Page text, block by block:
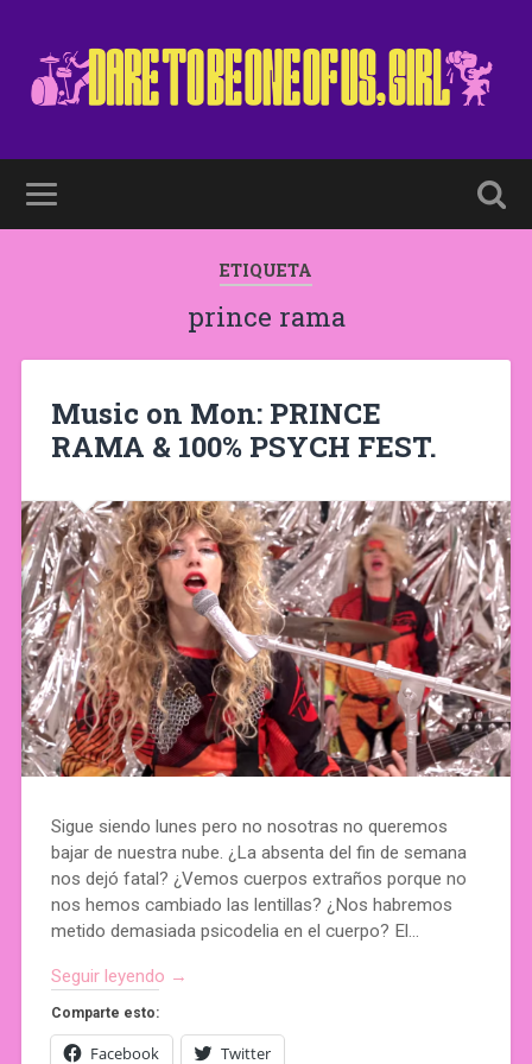
ETIQUETA
prince rama
Music on Mon: PRINCE
RAMA & 100% PSYCH FEST.
Sigue siendo lunes pero no nosotras no queremos
bajar de nuestra nube. ¿La absenta del fin de semana
nos dejó fatal? ¿Vemos cuerpos extraños porque no
nos hemos cambiado las lentillas? ¿Nos habremos
metido demasiada psicodelia en el cuerpo? El…
Seguir leyendo →
Comparte esto:
Facebook Twitter